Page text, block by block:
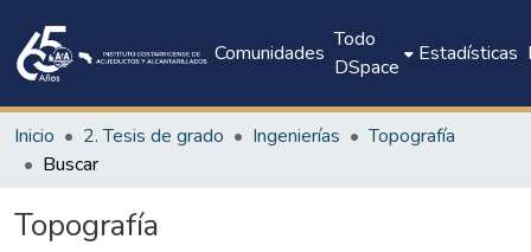
Comunidades
Todo
DSpace
Estadísticas
Inicio 2. Tesis de grado Ingenierías
Topografía
Buscar
Topografía